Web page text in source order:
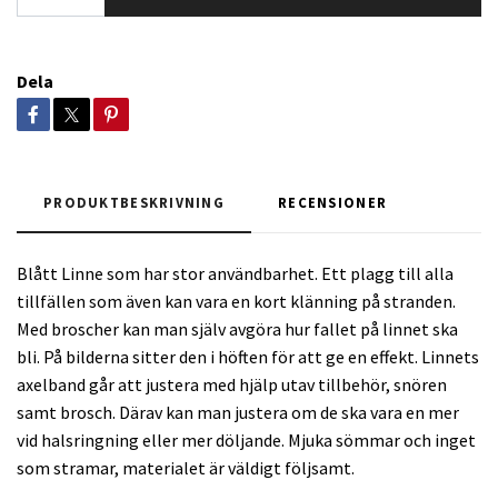
Dela
PRODUKTBESKRIVNING RECENSIONER
Blått Linne som har stor användbarhet. Ett plagg till alla
tillfällen som även kan vara en kort klänning på stranden.
Med broscher kan man själv avgöra hur fallet på linnet ska
bli. På bilderna sitter den i höften för att ge en effekt. Linnets
axelband går att justera med hjälp utav tillbehör, snören
samt brosch. Därav kan man justera om de ska vara en mer
vid halsringning eller mer döljande. Mjuka sömmar och inget
som stramar, materialet är väldigt följsamt.